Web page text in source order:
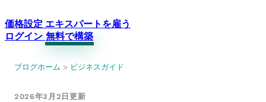
価格設定 エキスパートを雇う
ログイン 無料で構築
ブログホーム > ビジネスガイド
2026年3月2日更新